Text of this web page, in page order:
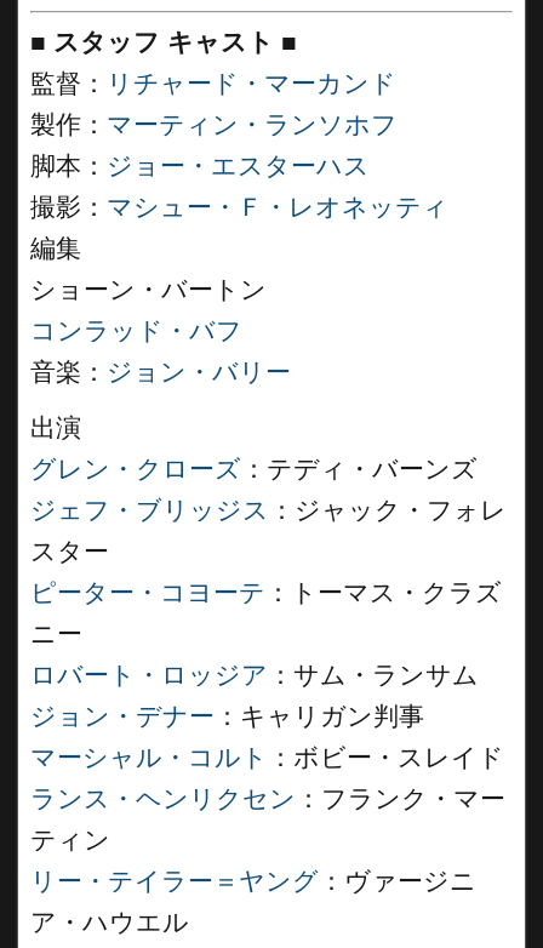
■ スタッフ キャスト ■
監督： リチャード・マーカンド
製作： マーティン・ランソホフ
脚本： ジョー・エスターハス
撮影： マシュー・Ｆ・レオネッティ
編集
ショーン・バートン
コンラッド・バフ
音楽： ジョン・バリー
出演
グレン・クローズ ：テディ・バーンズ
ジェフ・ブリッジス ：ジャック・フォレ
スター
ピーター・コヨーテ ：トーマス・クラズ
ニー
ロバート・ロッジア ：サム・ランサム
ジョン・デナー ：キャリガン判事
マーシャル・コルト
：ボビー・スレイド
ランス・ヘンリクセン ：フランク・マー
ティン
リー・テイラー＝ヤング ：ヴァージニ
ア・ハウエル